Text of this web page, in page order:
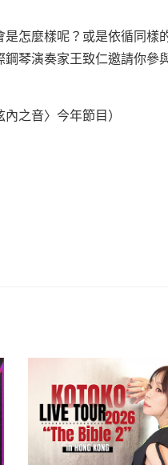
是怎麼樣呢？或是依循同樣
琴演奏家王致仁邀請你參
之音〉今年節目）